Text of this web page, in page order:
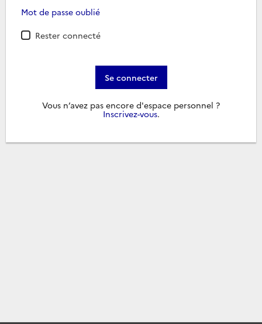
Mot de passe oublié
Rester connecté
Se connecter
Vous n’avez pas encore d'espace personnel ?
Inscrivez-vous.